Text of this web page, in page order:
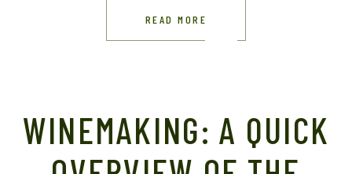
READ MORE
WINEMAKING: A QUICK